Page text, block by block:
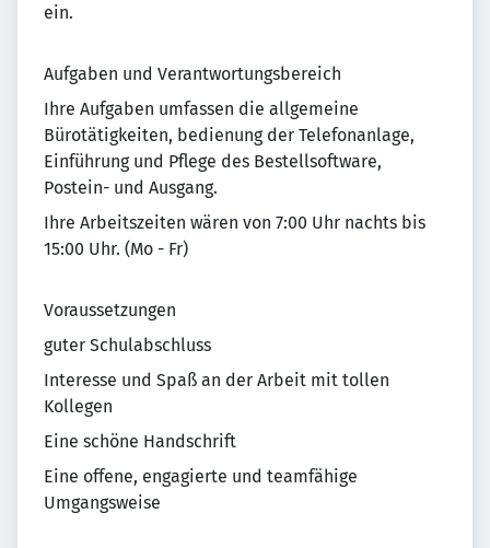
ein.
Aufgaben und Verantwortungsbereich
Ihre Aufgaben umfassen die allgemeine
Bürotätigkeiten, bedienung der Telefonanlage,
Einführung und Pflege des Bestellsoftware,
Postein- und Ausgang.
Ihre Arbeitszeiten wären von 7:00 Uhr nachts bis
15:00 Uhr. (Mo - Fr)
Voraussetzungen
guter Schulabschluss
Interesse und Spaß an der Arbeit mit tollen
Kollegen
Eine schöne Handschrift
Eine offene, engagierte und teamfähige
Umgangsweise